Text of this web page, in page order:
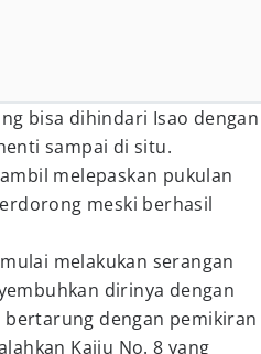
bisa dihindari Isao dengan
sampai di situ.
melepaskan pukulan
meski berhasil
melakukan serangan
dirinya dengan
dengan pemikiran
Kaiju No. 8 yang